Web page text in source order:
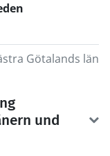
Götalands län
und